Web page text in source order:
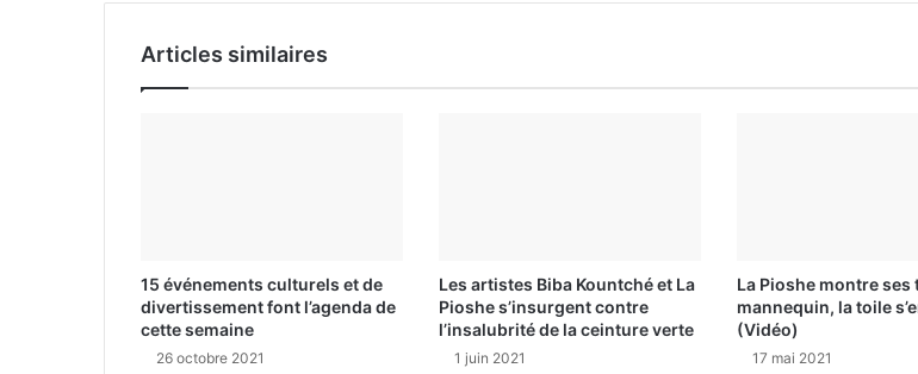
Articles similaires
15 événements culturels et de
divertissement font l’agenda de
cette semaine
26 octobre 2021
Les artistes Biba Kountché et La
Pioshe s’insurgent contre
l’insalubrité de la ceinture verte
1 juin 2021
La Pioshe montre ses
mannequin, la toile
(Vidéo)
17 mai 2021